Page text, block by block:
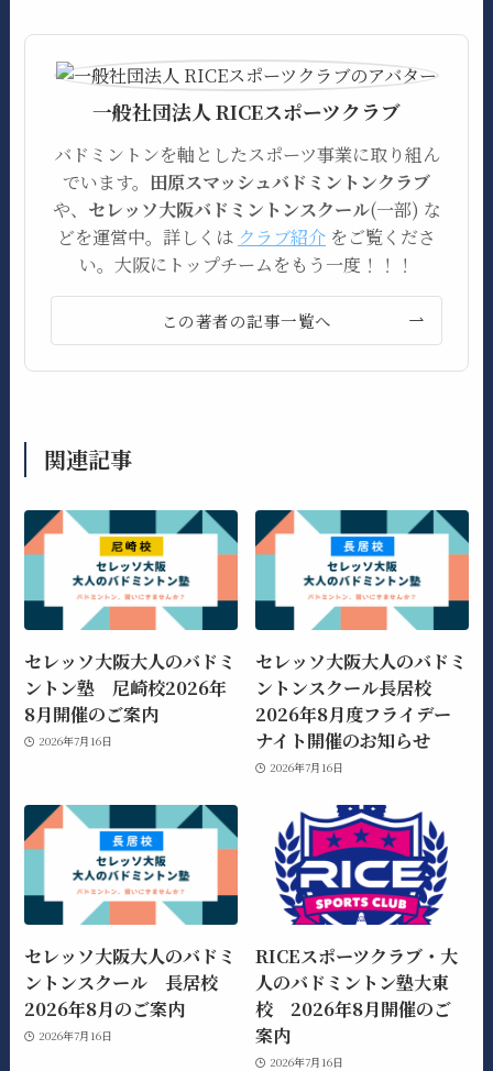
一般社団法人 RICEスポーツクラブ
バドミントンを軸としたスポーツ事業に取り組ん
でいます。 田原スマッシュバドミントンクラブ
や、 セレッソ大阪バドミントンスクール(一部) な
どを運営中。詳しくは クラブ紹介 をご覧くださ
い。大阪にトップチームをもう一度！！！
この著者の記事一覧へ
関連記事
セレッソ大阪大人のバドミ
ントン塾 尼崎校2026年
8月開催のご案内
2026年7月16日
セレッソ大阪大人のバドミ
ントンスクール長居校
2026年8月度フライデー
ナイト開催のお知らせ
2026年7月16日
セレッソ大阪大人のバドミ
ントンスクール 長居校
2026年8月のご案内
2026年7月16日
RICEスポーツクラブ・大
人のバドミントン塾大東
校 2026年8月開催のご
案内
2026年7月16日